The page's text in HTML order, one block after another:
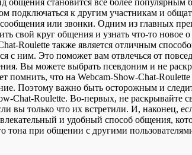
подключаться к другим участникам и
или звонки. Одним из главных
свой круг общения и узнать что-то новое
Roulette также является отличным
с ним. Это поможет вам отвлечься от
Вы можете выбрать псевдоним и не
что на Webcam-Show-Chat-
Поэтому важно быть осторожным и
Chat-Roulette. Во-первых, не
вы только что их встретили. И, наконец,
и удобный способ общения,
тона при общении с другими